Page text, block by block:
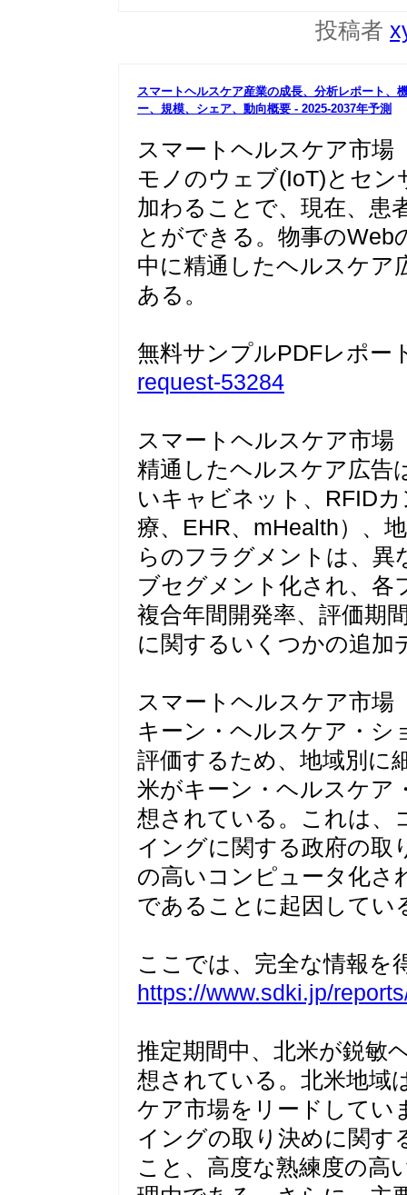
投稿者
スマートヘルスケア産業の成長、分析レポート、
ー、規模、 シェア、動向概要 - 2025-2037年予測
スマートヘルスケア市場
モノのウェブ(IoT)とセン
加わることで、現在、患
とができる。物事のWeb
中に精通したヘルスケア
ある。
無料サンプルPDFレポー
request-53284
スマートヘルスケア市場
精通したヘルスケア広告
いキャビネット、RFID
療、EHR、mHealth）、
らのフラグメントは、
ブセグメント化され、
複合年間開発率、評価期
に関するいくつかの追加
スマートヘルスケア市場
キーン・ヘルスケア・シ
評価するため、地域別に
米がキーン・ヘルスケア
想されている。これは、
イングに関する政府の取
の高いコンピュータ化さ
であることに起因してい
ここでは、完全な情報を
https://www.sdki.jp/
推定期間中、北米が鋭敏
想されている。北米地域
ケア市場をリードしてい
イングの取り決めに関す
こと、高度な熟練度の高